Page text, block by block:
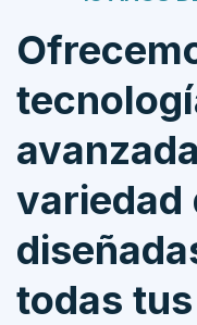
variedad
todas